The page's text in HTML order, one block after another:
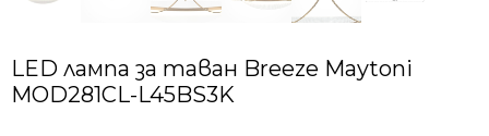
LED лампа за таван Breeze Maytoni
MOD281CL-L45BS3K